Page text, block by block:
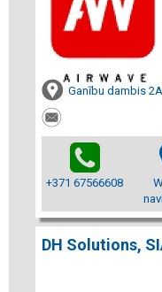
Ganību dambis
+371 67566608
DH Solutions,